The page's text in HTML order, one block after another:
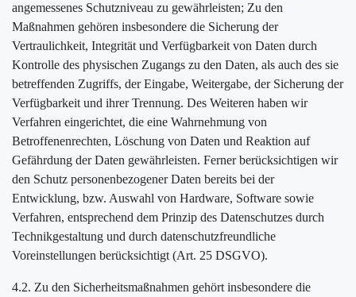
angemessenes Schutzniveau zu gewährleisten; Zu den
Maßnahmen gehören insbesondere die Sicherung der
Vertraulichkeit, Integrität und Verfügbarkeit von Daten durch
Kontrolle des physischen Zugangs zu den Daten, als auch des sie
betreffenden Zugriffs, der Eingabe, Weitergabe, der Sicherung der
Verfügbarkeit und ihrer Trennung. Des Weiteren haben wir
Verfahren eingerichtet, die eine Wahrnehmung von
Betroffenenrechten, Löschung von Daten und Reaktion auf
Gefährdung der Daten gewährleisten. Ferner berücksichtigen wir
den Schutz personenbezogener Daten bereits bei der
Entwicklung, bzw. Auswahl von Hardware, Software sowie
Verfahren, entsprechend dem Prinzip des Datenschutzes durch
Technikgestaltung und durch datenschutzfreundliche
Voreinstellungen berücksichtigt (Art. 25 DSGVO).
4.2. Zu den Sicherheitsmaßnahmen gehört insbesondere die